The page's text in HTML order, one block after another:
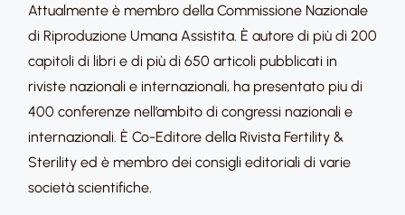
Attualmente è membro della Commissione Nazionale
di Riproduzione Umana Assistita. È autore di più di 200
capitoli di libri e di più di 650 articoli pubblicati in
riviste nazionali e internazionali, ha presentato piu di
400 conferenze nell’ambito di congressi nazionali e
internazionali. È Co-Editore della Rivista Fertility &
Sterility ed è membro dei consigli editoriali di varie
società scientifiche.